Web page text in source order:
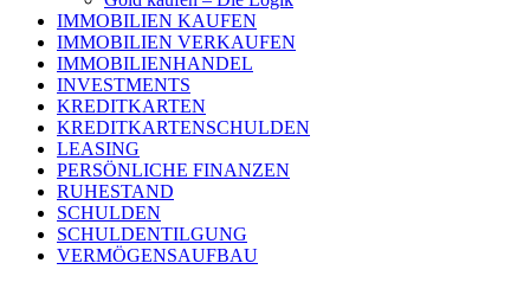
IMMOBILIEN KAUFEN
IMMOBILIEN VERKAUFEN
IMMOBILIENHANDEL
INVESTMENTS
KREDITKARTEN
KREDITKARTENSCHULDEN
LEASING
PERSÖNLICHE FINANZEN
RUHESTAND
SCHULDEN
SCHULDENTILGUNG
VERMÖGENSAUFBAU